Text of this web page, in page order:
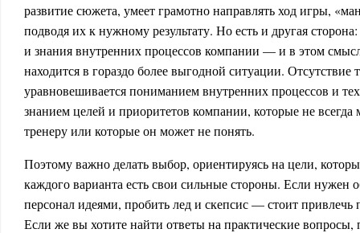
развитие сюжета, умеет грамотно направлять ход игры,
подводя их к нужному результату. Но есть и другая
и знания внутренних процессов компании — и в этом
находится в гораздо более выгодной ситуации. Отсутствие
уравновешивается пониманием внутренних процессов и
знанием целей и приоритетов компании, которые не
тренеру или которые он может не понять.
Поэтому важно делать выбор, ориентируясь на цели,
каждого варианта есть свои сильные стороны. Если
персонал идеями, пробить лед и скепсис — стоит привлечь
Если же вы хотите найти ответы на практические